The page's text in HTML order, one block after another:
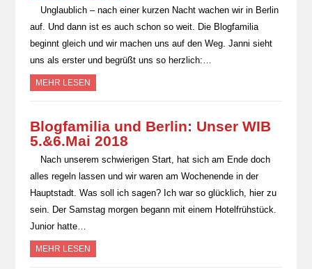
Unglaublich – nach einer kurzen Nacht wachen wir in Berlin
auf. Und dann ist es auch schon so weit. Die Blogfamilia
beginnt gleich und wir machen uns auf den Weg. Janni sieht
uns als erster und begrüßt uns so herzlich:…
MEHR LESEN
Blogfamilia und Berlin: Unser WIB
5.&6.Mai 2018
Nach unserem schwierigen Start, hat sich am Ende doch
alles regeln lassen und wir waren am Wochenende in der
Hauptstadt. Was soll ich sagen? Ich war so glücklich, hier zu
sein. Der Samstag morgen begann mit einem Hotelfrühstück.
Junior hatte…
MEHR LESEN